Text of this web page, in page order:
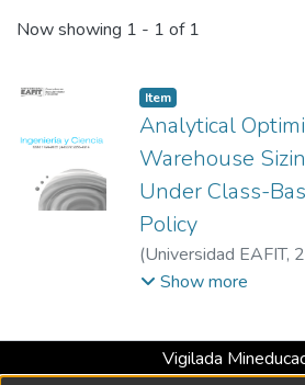
Now showing 1 - 1 of 1
Item
Analytical
Warehouse
Under Class-
Policy
(Universidad EAFIT,
Luis F.;Rivera,
Show more
Vigilada